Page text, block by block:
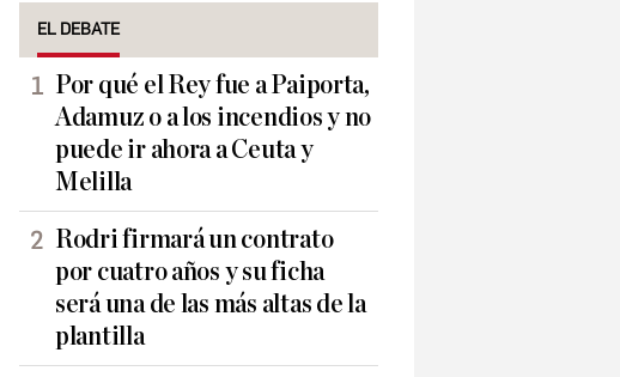
EL DEBATE
Por qué el Rey fue a Paiporta,
Adamuz o a los incendios y no
puede ir ahora a Ceuta y
Melilla
Rodri firmará un contrato
por cuatro años y su ficha
será una de las más altas de la
plantilla